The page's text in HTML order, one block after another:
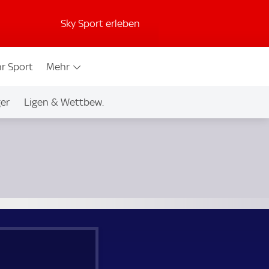
Sky Sport erleben
Sport Mehr
Ligen & Wettbew.